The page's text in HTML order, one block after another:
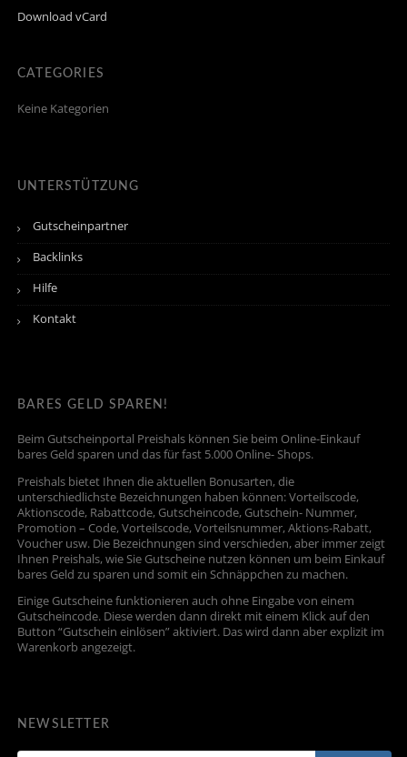
Download vCard
CATEGORIES
Keine Kategorien
UNTERSTÜTZUNG
Gutscheinpartner
Backlinks
Hilfe
Kontakt
BARES GELD SPAREN!
Beim Gutscheinportal Preishals können Sie beim Online-Einkauf
bares Geld sparen und das für fast 5.000 Online- Shops.
Preishals bietet Ihnen die aktuellen Bonusarten, die
unterschiedlichste Bezeichnungen haben können: Vorteilscode,
Aktionscode, Rabattcode, Gutscheincode, Gutschein- Nummer,
Promotion – Code, Vorteilscode, Vorteilsnummer, Aktions-Rabatt,
Voucher usw. Die Bezeichnungen sind verschieden, aber immer zeigt
Ihnen Preishals, wie Sie Gutscheine nutzen können um beim Einkauf
bares Geld zu sparen und somit ein Schnäppchen zu machen.
Einige Gutscheine funktionieren auch ohne Eingabe von einem
Gutscheincode. Diese werden dann direkt mit einem Klick auf den
Button “Gutschein einlösen” aktiviert. Das wird dann aber explizit im
Warenkorb angezeigt.
NEWSLETTER